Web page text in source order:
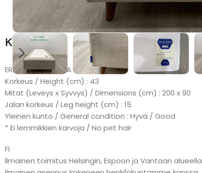
Kuvaus
ERÄMAKSU: KLARNA
Korkeus / Height (cm) : 43
Mitat (Leveys x Syvvys) / Dimensions (cm) : 200 x 90
Jalan korkeus / Leg height (cm) : 15
Yleinen kunto / General condition : Hyvä / Good
* Ei lemmikkien karvoja / No pet hair
FI
Ilmainen toimitus Helsingin, Espoon ja Vantaan alueella